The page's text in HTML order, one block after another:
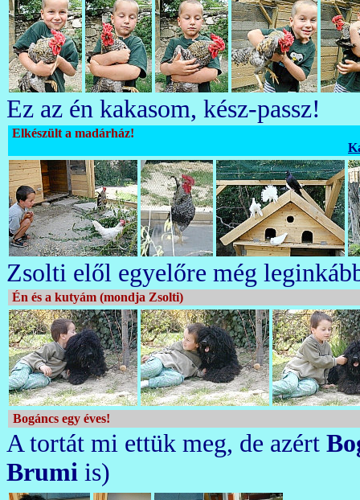
Ez az én kakasom, kész-passz!
Elkészült a madárház!
Zsolti elől egyelőre még
Én és a kutyám (mondja Zsolti)
Bogáncs egy éves!
A tortát mi ettük meg, de azért
Brumi is)